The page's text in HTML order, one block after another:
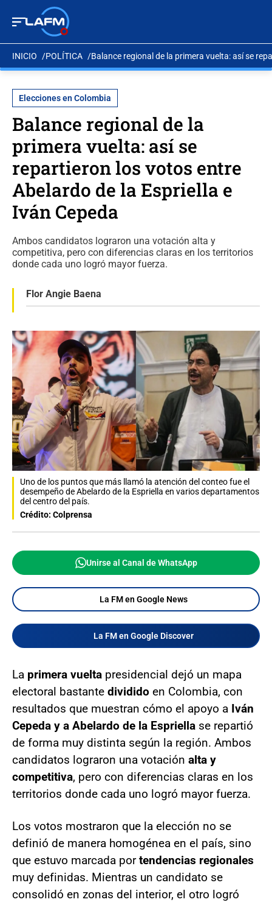
INICIO POLÍTICA Balance regional de la primera vuelta: así se
Elecciones en Colombia
Balance regional de la
primera vuelta: así se
repartieron los votos entre
Abelardo de la Espriella e
Iván Cepeda
Ambos candidatos lograron una votación alta y
competitiva, pero con diferencias claras en los territorios
donde cada uno logró mayor fuerza.
Flor Angie Baena
Uno de los puntos que más llamó la atención del conteo fue el
desempeño de Abelardo de la Espriella en varios departamentos
del centro del país.
Crédito: Colprensa
Unirse al Canal de WhatsApp
La FM en Google News
La FM en Google Discover
La primera vuelta presidencial dejó un mapa
electoral bastante dividido en Colombia, con
resultados que muestran cómo el apoyo a Iván
Cepeda y a Abelardo de la Espriella se repartió
de forma muy distinta según la región. Ambos
candidatos lograron una votación alta y
competitiva, pero con diferencias claras en los
territorios donde cada uno logró mayor fuerza.
Los votos mostraron que la elección no se
definió de manera homogénea en el país, sino
que estuvo marcada portendencias regionales
muy definidas. Mientras un candidato se
consolidó en zonas del interior, el otro logró